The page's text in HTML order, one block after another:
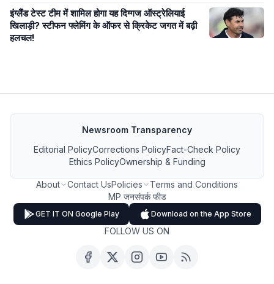
इंग्लैंड टेस्ट टीम में शामिल होगा यह दिग्गज ऑस्ट्रेलियाई
खिलाड़ी? स्टीफन फ्लेमिंग के ऑफर से क्रिकेट जगत में बढ़ी
हलचल!
Newsroom Transparency
Editorial PolicyCorrections PolicyFact-Check Policy
Ethics PolicyOwnership & Funding
About Contact UsPolicies
Terms and Conditions
MP जनसंपर्क फीड
GET IT ON Google Play Download on the App Store
FOLLOW US ON